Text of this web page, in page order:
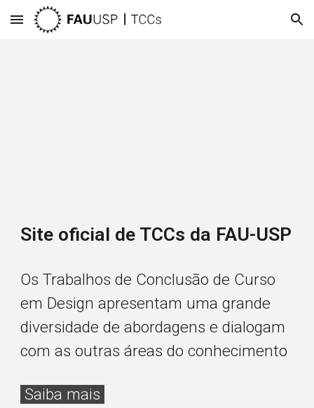
Skip to main content Skip to navigation
Site oficial de TCCs da FAU-USP
Os Trabalhos de Conclusão de Curso
em Design apresentam uma grande
diversidade de abordagens e dialogam
com as outras áreas do conhecimento
Saiba mais